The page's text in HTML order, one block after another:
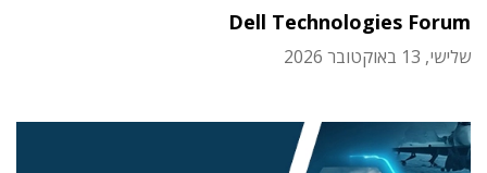
Dell Technologies Forum
שלישי, 13 באוקטובר 2026